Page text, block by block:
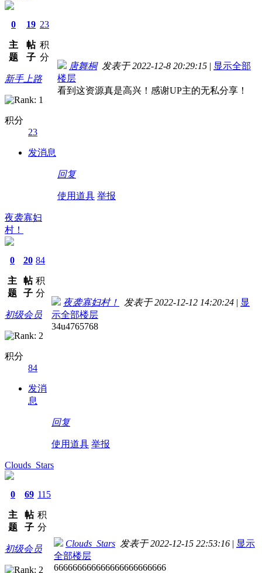
0
主
题
19
帖
子
23
积
分
新手上路
积分
23
发消息
唐舞桐发表于 2022-12-8 20:29:15 | 显示全部
楼层
看到这资源真是高兴！感谢UP主的无私分享！
回复
使用道具 举报
夜袭寡妇
村！
0
主
题
20
帖
子
84
积
分
初级会员
积分
84
发消
息
夜袭寡妇村！ 发表于 2022-12-12 14:20:24 | 显
示全部楼层
34u4765768
回复
使用道具 举报
Clouds_Stars
0
主
题
69
帖
子
115
积
分
初级会员
Clouds_Stars 发表于 2022-12-15 22:53:16 | 显示
全部楼层
666666666666666666666666